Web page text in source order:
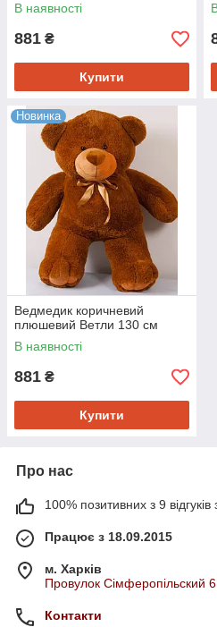
дівчина. Це дуже приємне
В основі виробництва —
володіє гіпоалергенними
з
і
В наявності
881 ₴
Купити
Новинка
Ведмедик коричневий
плюшевий Ветли 130 см
В наявності
881 ₴
Купити
Про нас
100% позитивних з 9 відгуків
Працює з 18.09.2015
м. Харків
Провулок Сімферопільский
Контакти